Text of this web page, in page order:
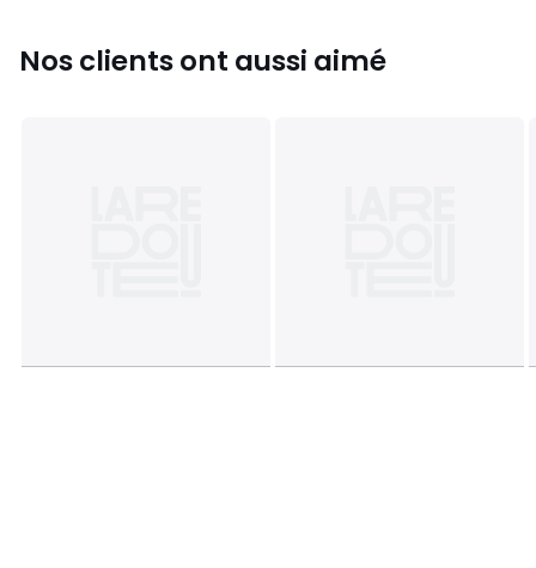
Nos clients ont aussi aimé